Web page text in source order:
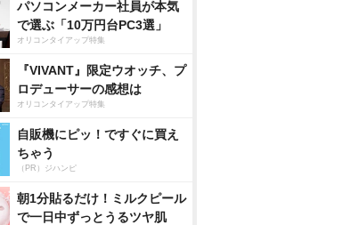
パソコンメーカー社員が本気
で選ぶ「10万円台PC3選」
オリコンタイアップ特集
『VIVANT』限定ウオッチ、プ
ロデューサーの感想は
オリコンタイアップ特集
自販機にピッ！ですぐに買え
ちゃう
（PR）ジハンピ
朝1分貼るだけ！ミルクピール
で一日中ずっとうるツヤ肌